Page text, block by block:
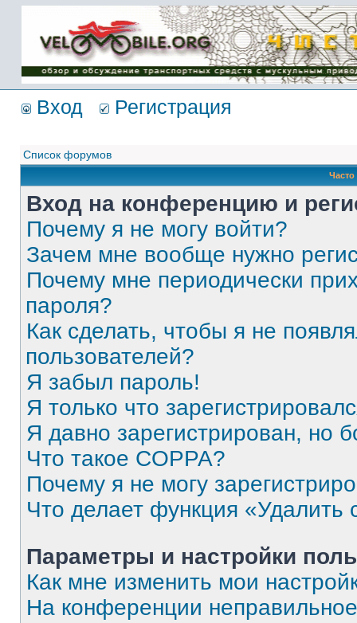
Имя пользователя:
Пароль:
{ LOG_ME_IN_SHORT
}
Вход Регистрация
Список форумов
Вход на конференцию и
Почему я не могу войти?
Зачем мне вообще нужно
Почему мне периодически
пароля?
Как сделать, чтобы я не
пользователей?
Я забыл пароль!
Я только что
Я давно зарегистрирован, но
Что такое COPPA?
Почему я не могу
Что делает функция
Параметры и настройки
Как мне изменить мои
На конференции